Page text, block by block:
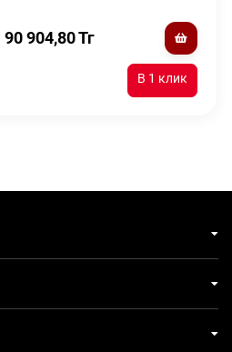
90 904,80Тг